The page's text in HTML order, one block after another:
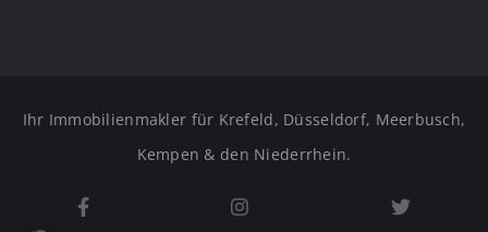
Ihr Immobilienmakler für Krefeld, Düsseldorf, Meerbusch,
Kempen & den Niederrhein.